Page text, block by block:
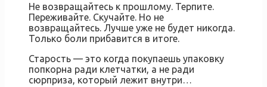
Не возвращайтесь к прошлому. Терпите.
Переживайте. Скучайте. Но не
возвращайтесь. Лучше уже не будет никогда.
Только боли прибавится в итоге.
Старость — это когда покупаешь упаковку
попкорна ради клетчатки, а не ради
сюрприза, который лежит внутри…